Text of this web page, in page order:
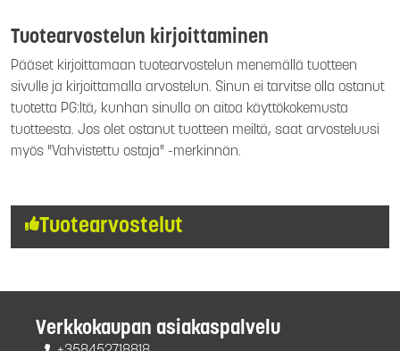
Tuotearvostelun kirjoittaminen
Pääset kirjoittamaan tuotearvostelun menemällä tuotteen
sivulle ja kirjoittamalla arvostelun. Sinun ei tarvitse olla ostanut
tuotetta PG:ltä, kunhan sinulla on aitoa käyttökokemusta
tuotteesta. Jos olet ostanut tuotteen meiltä, saat arvosteluusi
myös "Vahvistettu ostaja" -merkinnän.
Tuotearvostelut
Verkkokaupan asiakaspalvelu